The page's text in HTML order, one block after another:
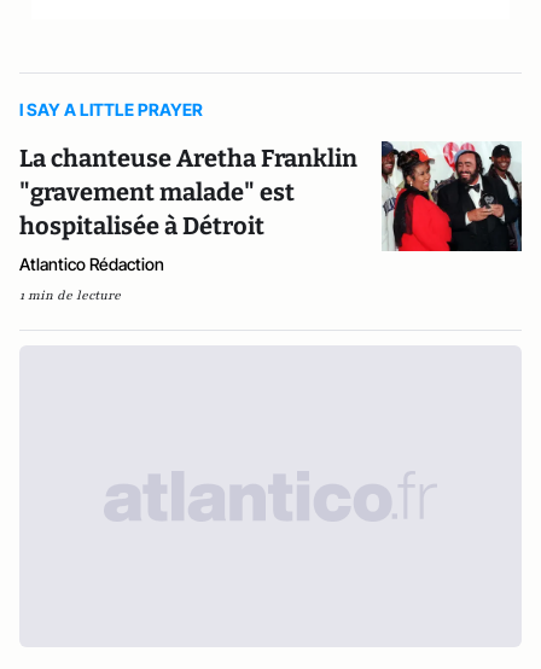
I SAY A LITTLE PRAYER
La chanteuse Aretha Franklin
"gravement malade" est
hospitalisée à Détroit
Atlantico Rédaction
1 min de lecture